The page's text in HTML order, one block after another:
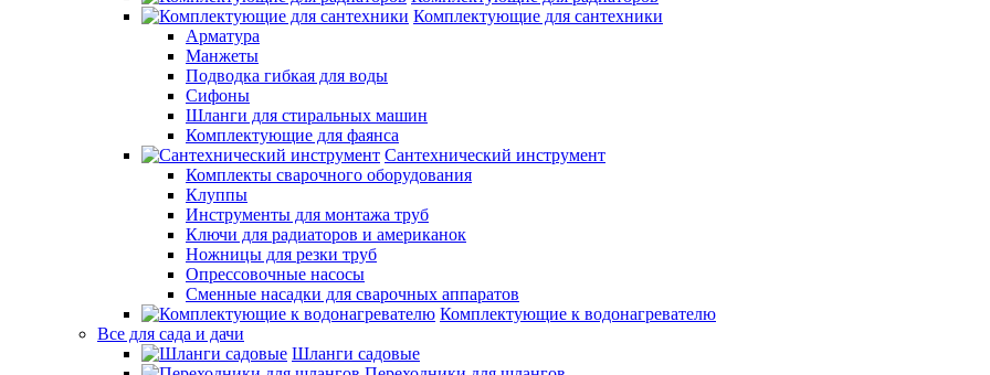
Комплектующие для сантехники
Арматура
Манжеты
Подводка гибкая для воды
Сифоны
Шланги для стиральных машин
Комплектующие для фаянса
Сантехнический инструмент
Комплекты сварочного оборудования
Клуппы
Инструменты для монтажа труб
Ключи для радиаторов и американок
Ножницы для резки труб
Опрессовочные насосы
Сменные насадки для сварочных аппаратов
Комплектующие к водонагревателю
Все для сада и дачи
Шланги садовые